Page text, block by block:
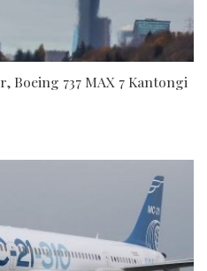
Boeing 737 MAX 7 Kantongi